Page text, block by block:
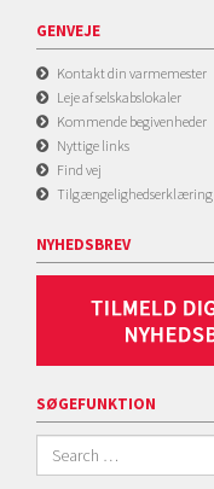
GENVEJE
Kontakt din varmemester
Leje af selskabslokaler
Kommende begivenheder
Nyttige links
Find vej
Tilgængelighedserklæring
NYHEDSBREV
SØGEFUNKTION